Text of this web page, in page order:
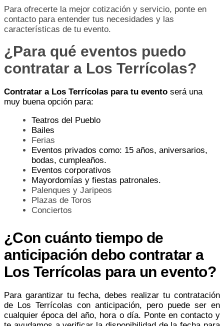
Para ofrecerte la mejor cotización y servicio, ponte en
contacto para entender tus necesidades y las
características de tu evento.
¿Para qué eventos puedo
contratar a Los Terrícolas?
Contratar a Los Terrícolas para tu evento será una
muy buena opción para:
Teatros del Pueblo
Bailes
Ferias
Eventos privados como: 15 años, aniversarios,
bodas, cumpleaños.
Eventos corporativos
Mayordomías y fiestas patronales.
Palenques y Jaripeos
Plazas de Toros
Conciertos
¿Con cuánto tiempo de
anticipación debo contratar a
Los Terrícolas para un evento?
Para garantizar tu fecha, debes realizar tu contratación
de Los Terrícolas con anticipación, pero puede ser en
cualquier época del año, hora o día. Ponte en contacto y